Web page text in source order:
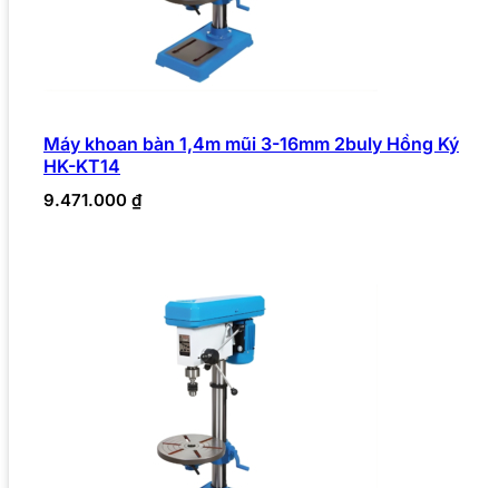
Máy khoan bàn 1,4m mũi 3-16mm 2buly Hồng Ký
HK-KT14
9.471.000 ₫